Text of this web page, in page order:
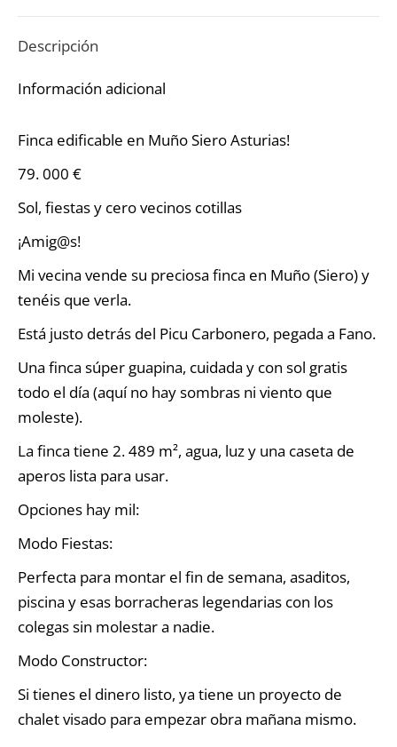
Facebook
X
WhatsApp
Descripción
Información adicional
Finca edificable en Muño Siero Asturias!
79. 000 €
Sol, fiestas y cero vecinos cotillas
¡Amig@s!
Mi vecina vende su preciosa finca en Muño (Siero) y
tenéis que verla.
Está justo detrás del Picu Carbonero, pegada a Fano.
Una finca súper guapina, cuidada y con sol gratis
todo el día (aquí no hay sombras ni viento que
moleste).
La finca tiene 2. 489 m², agua, luz y una caseta de
aperos lista para usar.
Opciones hay mil:
Modo Fiestas:
Perfecta para montar el fin de semana, asaditos,
piscina y esas borracheras legendarias con los
colegas sin molestar a nadie.
Modo Constructor:
Si tienes el dinero listo, ya tiene un proyecto de
chalet visado para empezar obra mañana mismo.